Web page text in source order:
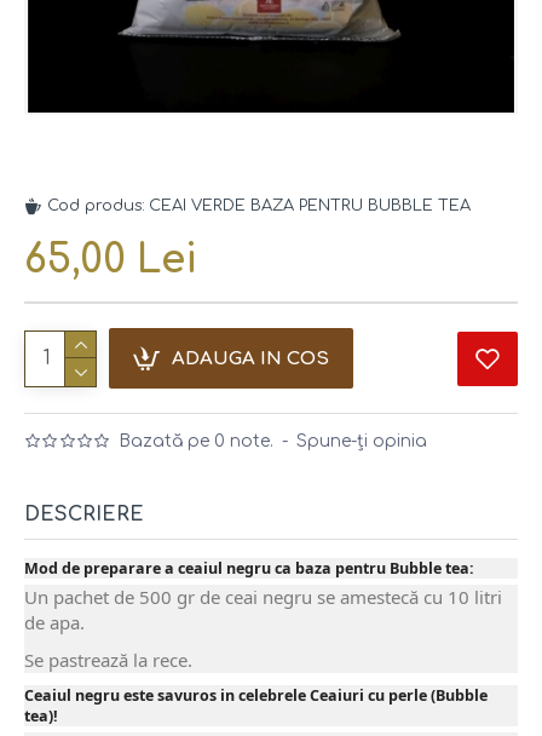
Cod produs: CEAI VERDE BAZA PENTRU BUBBLE TEA
Bazată pe 0 note. - Spune-ţi opinia
65,00 Lei
ADAUGA IN COS
DESCRIERE
Mod de preparare a ceaiul negru ca baza pentru Bubble tea:
Un pachet de 500 gr de ceai negru se amestecă cu 10 litri
de apa.
Se pastrează la rece.
Ceaiul negru este savuros in celebrele Ceaiuri cu perle (Bubble
tea)!